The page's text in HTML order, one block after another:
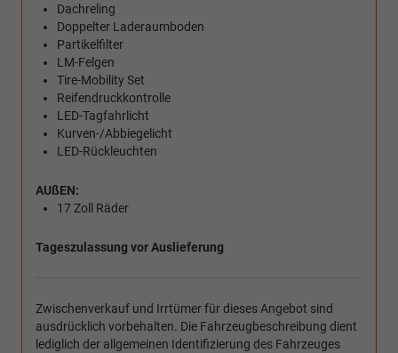
Dachreling
Doppelter Laderaumboden
Partikelfilter
LM-Felgen
Tire-Mobility Set
Reifendruckkontrolle
LED-Tagfahrlicht
Kurven-/Abbiegelicht
LED-Rückleuchten
AUßEN:
17 Zoll Räder
Tageszulassung vor Auslieferung
Zwischenverkauf und Irrtümer für dieses Angebot sind
ausdrücklich vorbehalten. Die Fahrzeugbeschreibung dient
lediglich der allgemeinen Identifizierung des Fahrzeuges